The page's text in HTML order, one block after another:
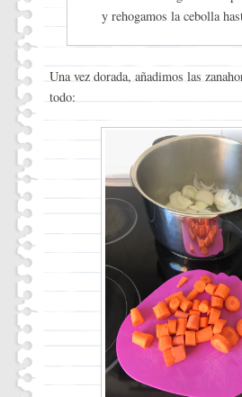
y rehogamos la cebolla
Una vez dorada, añadimos las
todo: